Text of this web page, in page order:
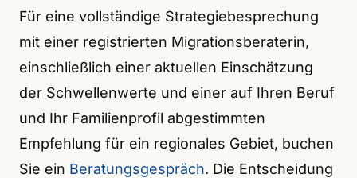
Für eine vollständige Strategiebesprechung
mit einer registrierten Migrationsberaterin,
einschließlich einer aktuellen Einschätzung
der Schwellenwerte und einer auf Ihren Beruf
und Ihr Familienprofil abgestimmten
Empfehlung für ein regionales Gebiet, buchen
Sie ein Beratungsgespräch. Die Entscheidung